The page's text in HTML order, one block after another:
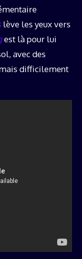
lève les yeux vers
est là pour lui
avec des
difficilement